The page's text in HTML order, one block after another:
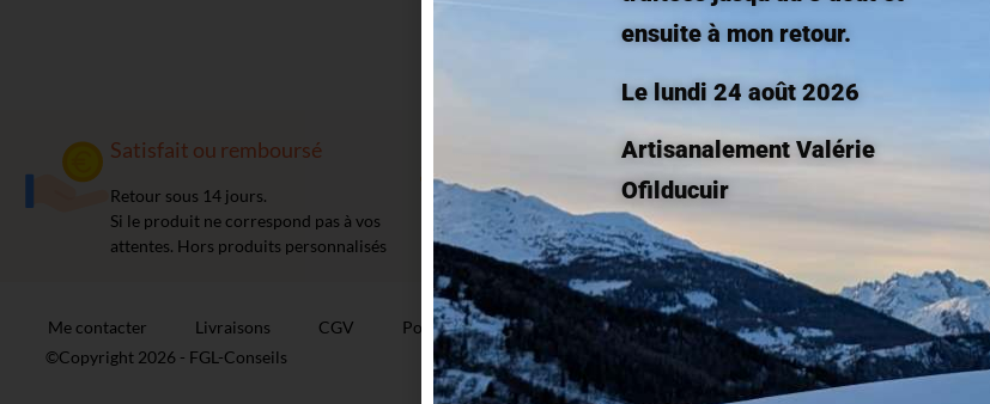
Satisfait ou remboursé
Retour sous 14 jours.
Si le produit ne correspond pas à vos
attentes. Hors produits personnalisés
Livraison Rapide
Mondial Relay, Colissimo.
Envoie sous 2 à 5 jours ouvrés si le
produit est en stock.
Me contacter Livraisons CGV Politique de confidentialité
Mentions légales
©Copyright 2026 - FGL-Conseils
ensuite à mon retour.
Le lundi 24 août 2026
Artisanalement Valérie
Ofilducuir